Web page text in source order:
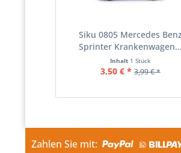
Siku 0805 Mercedes Benz
Sprinter Krankenwagen...
Inhalt 1 Stück
3,50 € * 3,99 € *
Zahlen Sie mit: